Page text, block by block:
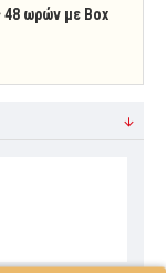
ωρών με Box